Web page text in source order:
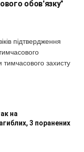
обов'язку"
підтвердження
захисту
на
3 поранених